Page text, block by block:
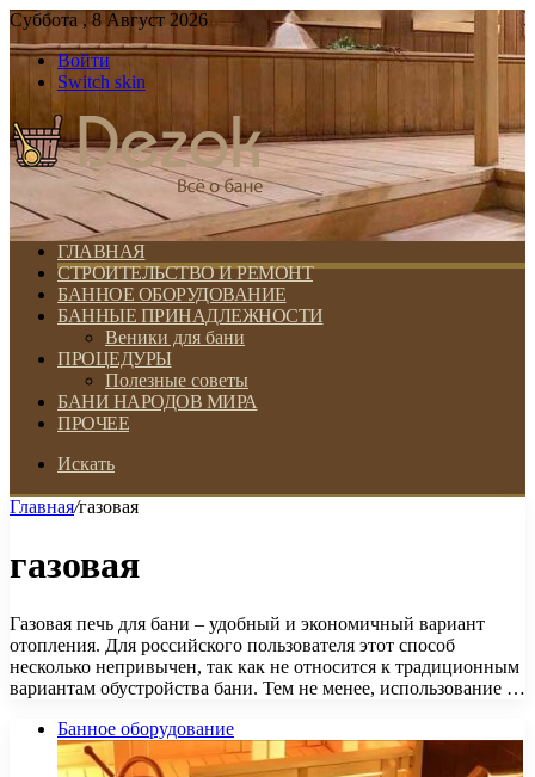
Суббота , 8 Август 2026
Войти
Switch skin
ГЛАВНАЯ
СТРОИТЕЛЬСТВО И РЕМОНТ
БАННОЕ ОБОРУДОВАНИЕ
БАННЫЕ ПРИНАДЛЕЖНОСТИ
Веники для бани
ПРОЦЕДУРЫ
Полезные советы
БАНИ НАРОДОВ МИРА
ПРОЧЕЕ
Искать
Главная/газовая
газовая
Газовая печь для бани – удобный и экономичный вариант
отопления. Для российского пользователя этот способ
несколько непривычен, так как не относится к традиционным
вариантам обустройства бани. Тем не менее, использование …
Банное оборудование